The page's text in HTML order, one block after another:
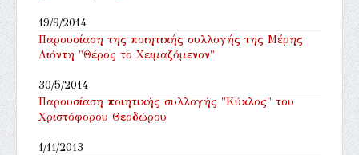
19/9/2014
Παρουσίαση της ποιητικής συλλογής της Μέρης
Λιόντη "Θέρος το Χειμαζόμενον"
30/5/2014
Παρουσίαση ποιητικής συλλογής "Κύκλος" του
Χριστόφορου Θεοδώρου
1/11/2013